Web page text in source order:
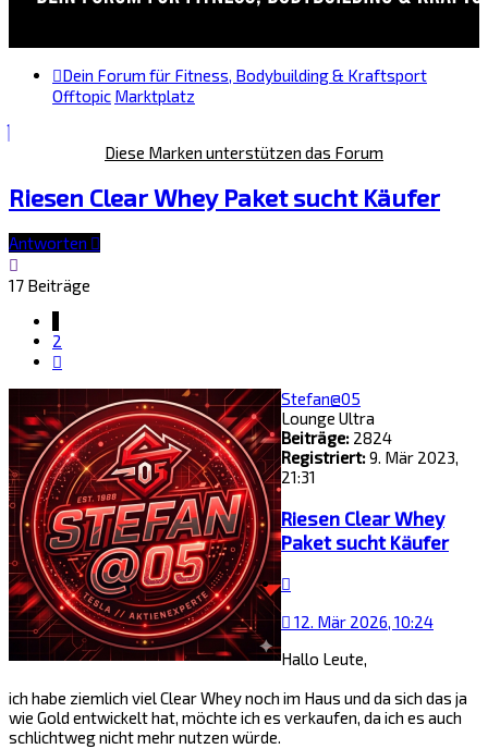
Dein Forum für Fitness, Bodybuilding & Kraftsport
Offtopic Marktplatz
Diese Marken unterstützen das Forum
Riesen Clear Whey Paket sucht Käufer
Antworten
17 Beiträge
2
Stefan@05
Lounge Ultra
Beiträge: 2824
Registriert:9. Mär 2023,
21:31
Riesen Clear Whey
Paket sucht Käufer
12. Mär 2026, 10:24
Hallo Leute,
ich habe ziemlich viel Clear Whey noch im Haus und da sich das ja
wie Gold entwickelt hat, möchte ich es verkaufen, da ich es auch
schlichtweg nicht mehr nutzen würde.